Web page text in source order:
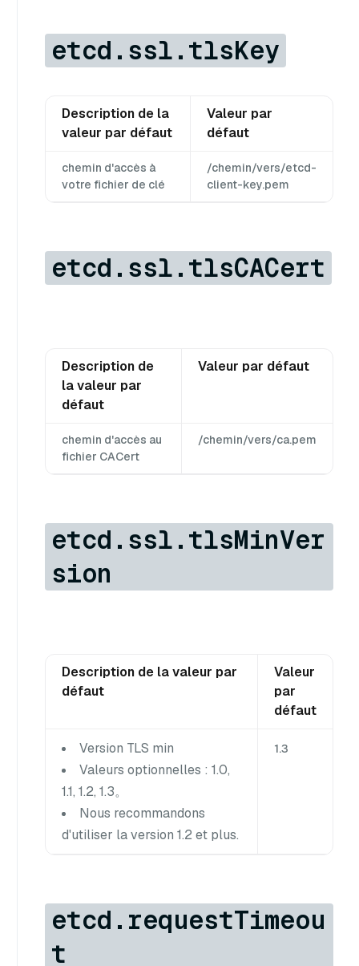
etcd.ssl.tlsKey
Description de la
valeur par défaut
Valeur par
défaut
chemin d'accès à
votre fichier de clé
/chemin/vers/etcd-
client-key.pem
etcd.ssl.tlsCACert
Description de
la valeur par
défaut
Valeur par défaut
chemin d'accès au
fichier CACert
/chemin/vers/ca.pem
etcd.ssl.tlsMinVer
sion
Description de la valeur par
défaut
Valeur
par
défaut
Version TLS min
Valeurs optionnelles : 1.0,
1.1, 1.2, 1.3。
Nous recommandons
d'utiliser la version 1.2 et plus.
1.3
etcd.requestTimeou
t